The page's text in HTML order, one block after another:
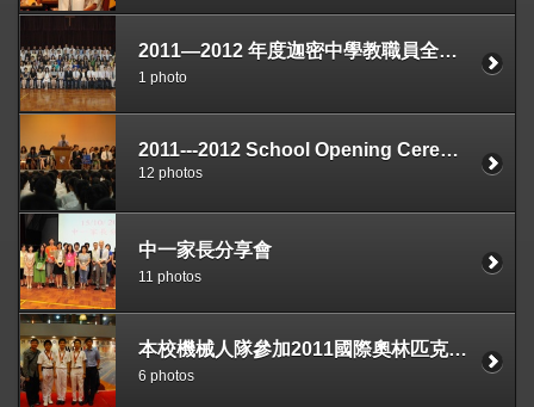
2011—2012 年度迦密中學教職員全家福
1 photo
2011---2012 School Opening Ceremony
12 photos
中一家長分享會
11 photos
本校機械人隊參加2011國際奧林匹克機器人競賽中獲初中組季軍及一等獎
6 photos